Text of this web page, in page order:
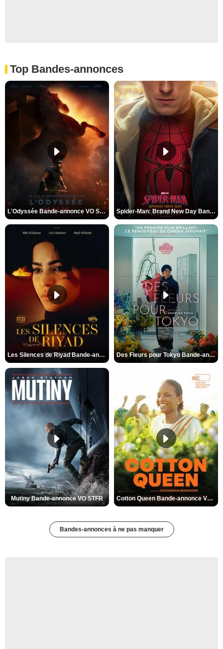
Top Bandes-annonces
L'Odyssée Bande-annonce VO STFR Spider-Man: Brand New Day Bande-annonce VO STFR
Les Silences de Riyad Bande-annonce VO STFR Des Fleurs pour Tokyo Bande-annonce VO STFR
Mutiny Bande-annonce VO STFR Cotton Queen Bande-annonce VO STFR
Bandes-annonces à ne pas manquer